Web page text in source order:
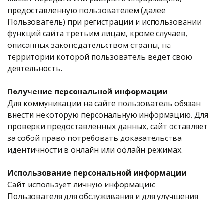
предоставленную пользователем (далее
Пользователь) при регистрации и использовании
функций сайта третьим лицам, кроме случаев,
описанных законодательством страны, на
территории которой пользователь ведет свою
деятельность.
Получение персональной информации
Для коммуникации на сайте пользователь обязан
внести некоторую персональную информацию. Для
проверки предоставленных данных, сайт оставляет
за собой право потребовать доказательства
идентичности в онлайн или офлайн режимах.
Использование персональной информации
Сайт использует личную информацию
Пользователя для обслуживания и для улучшения